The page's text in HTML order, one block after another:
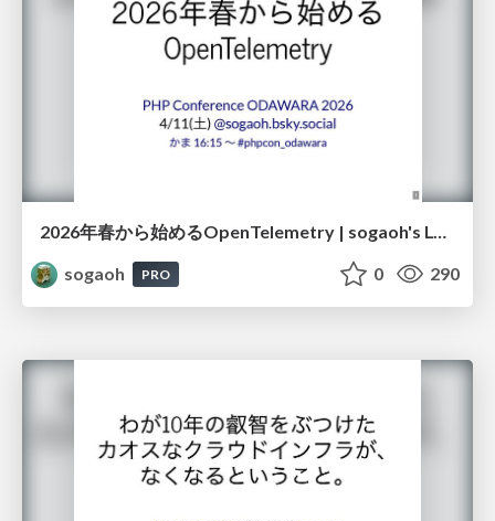
sogaoh
PRO 0 290